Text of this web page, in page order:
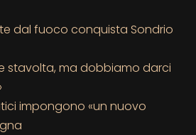
dal fuoco conquista Sondrio
stavolta, ma dobbiamo darci
impongono «un nuovo